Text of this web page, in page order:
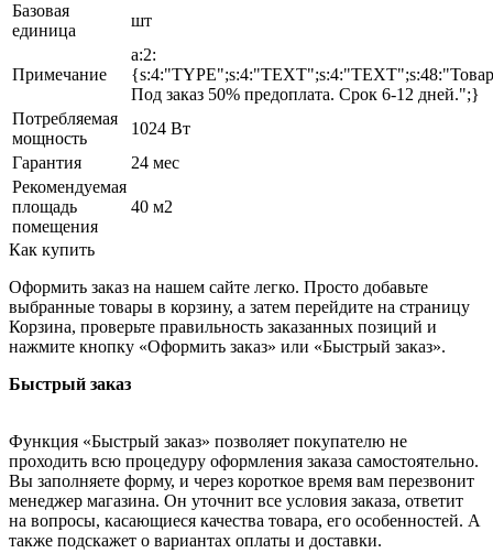
Базовая
единица
шт
Примечание
a:2:
Под заказ 50% предоплата. Срок 6-12 дней.";}
Потребляемая
мощность
1024 Вт
Гарантия
24 мес
Рекомендуемая
площадь
помещения
40 м2
Как купить
Оформить заказ на нашем сайте легко. Просто добавьте
выбранные товары в корзину, а затем перейдите на страницу
Корзина, проверьте правильность заказанных позиций и
нажмите кнопку «Оформить заказ» или «Быстрый заказ».
Быстрый заказ
Функция «Быстрый заказ» позволяет покупателю не
проходить всю процедуру оформления заказа самостоятельно.
Вы заполняете форму, и через короткое время вам перезвонит
менеджер магазина. Он уточнит все условия заказа, ответит
на вопросы, касающиеся качества товара, его особенностей. А
также подскажет о вариантах оплаты и доставки.